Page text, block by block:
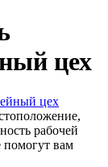
цех
цех
рабочей
помогут вам